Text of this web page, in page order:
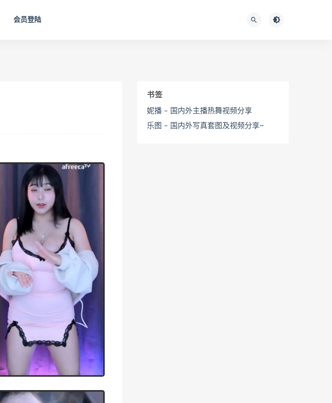
会员登陆
书签
妮播 – 国内外主播热舞视频分享
乐图 – 国内外写真套图及视频分享~